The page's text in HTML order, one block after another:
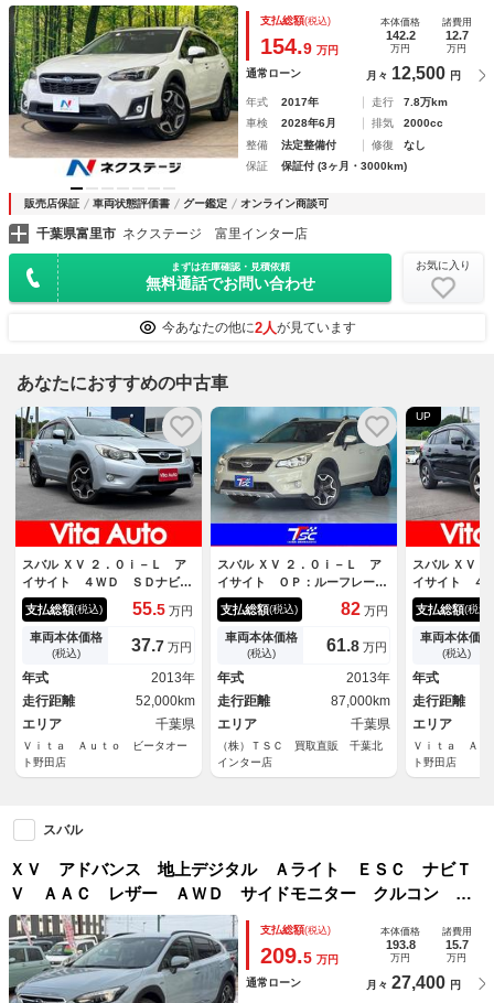
ーター アイサイトＶｅｒ３ ＢＳＭ ＲＡＢ ルーフレー
ル ＬＥＤヘッドライト オートライト 革巻ステアリング
支払総額(税込)
154.9 万円
本体価格
142.2
万円
諸費用
12.7
万円
通常ローン 月々 12,500 円
年式 2017年 走行
7.8万km
車検
2028年6月 排気
2000cc
整備
法定整備付 修復
なし
保証
保証付 (3ヶ月・3000km)
販売店保証 車両状態評価書 グー鑑定 オンライン商談可
千葉県富里市 ネクステージ 富里インター店
まずは在庫確認・見積依頼
無料通話でお問い合わせ
お気に入り
今あなたの他に2人が見ています
あなたにおすすめの中古車
スバル ＸＶ ２．０ｉ－Ｌ ア
イサイト ４ＷＤ ＳＤナビ
フルセグＴＶ リアカメラ ス
マートキー ＨＩＤヘッドライ
ト 衝突軽減ブレーキ シート
ヒーター Ｂｌｕｅｔｏｏｔ
ｈ クルコン 純正１７インチ
アルミ
支払総額(税込) 55.5 万円
車両本体価格
(税込) 37.7 万円
年式
2013年
走行距離
52,000km
エリア
千葉県
Ｖｉｔａ Ａｕｔｏ ビータオー
ト野田店
スバル ＸＶ ２．０ｉ－Ｌ ア
イサイト ＯＰ：ルーフレール
／ワンオーナー／禁煙車／アイ
サイトＶｅｒ２／レーダークル
ーズコントロール／レーンキー
プアシスト／カロッツェリアナ
ビ／フルセグ／バックカメラ／
パワーシート／ＨＩＤヘッドラ
イト／ＥＴＣ／
支払総額(税込) 82 万円
車両本体価格
(税込) 61.8 万円
年式
2013年
走行距離
87,000km
エリア
千葉県
（株）ＴＳＣ 買取直販 千葉北
インター店
UP
スバル ＸＶ
イサイト ４
ビ フルセグ
ラ スマート
ドライト 衝
Ｂｌｕｅｔ
純正１７イン
支払総額(税込)
車両本体価格
(税込)
年式
走行距離
エリア
Ｖｉｔａ Ａｕ
ト野田店
スバル
ＸＶ アドバンス 地上デジタル Ａライト ＥＳＣ ナビＴ
Ｖ ＡＡＣ レザー ＡＷＤ サイドモニター クルコン ス
マキ Ｄレコ Ｐシート ＤＶＤ再生可 ＬＥＤヘッド ルー
フレール Ｂｔオーディオ メモリーナビ バックカメ
支払総額(税込)
209.5 万円
本体価格
193.8
万円
諸費用
15.7
万円
通常ローン 月々 27,400 円